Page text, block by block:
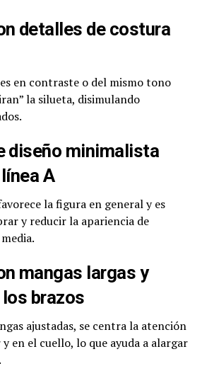
detalles de costura
en contraste o del mismo tono
la silueta, disimulando
diseño minimalista
A
la figura en general y es
y reducir la apariencia de
mangas largas y
brazos
ajustadas, se centra la atención
en el cuello, lo que ayuda a alargar